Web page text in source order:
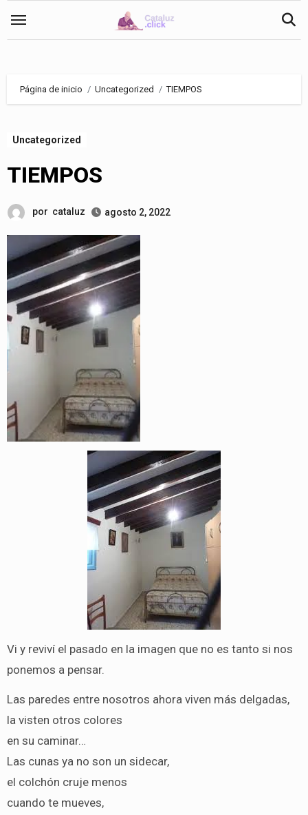
Página de inicio Uncategorized TIEMPOS
Uncategorized
TIEMPOS
por cataluz agosto 2, 2022
Vi y reviví el pasado en la imagen que no es tanto si nos
ponemos a pensar.
Las paredes entre nosotros ahora viven más delgadas,
la visten otros colores
en su caminar…
Las cunas ya no son un sidecar,
el colchón cruje menos
cuando te mueves,